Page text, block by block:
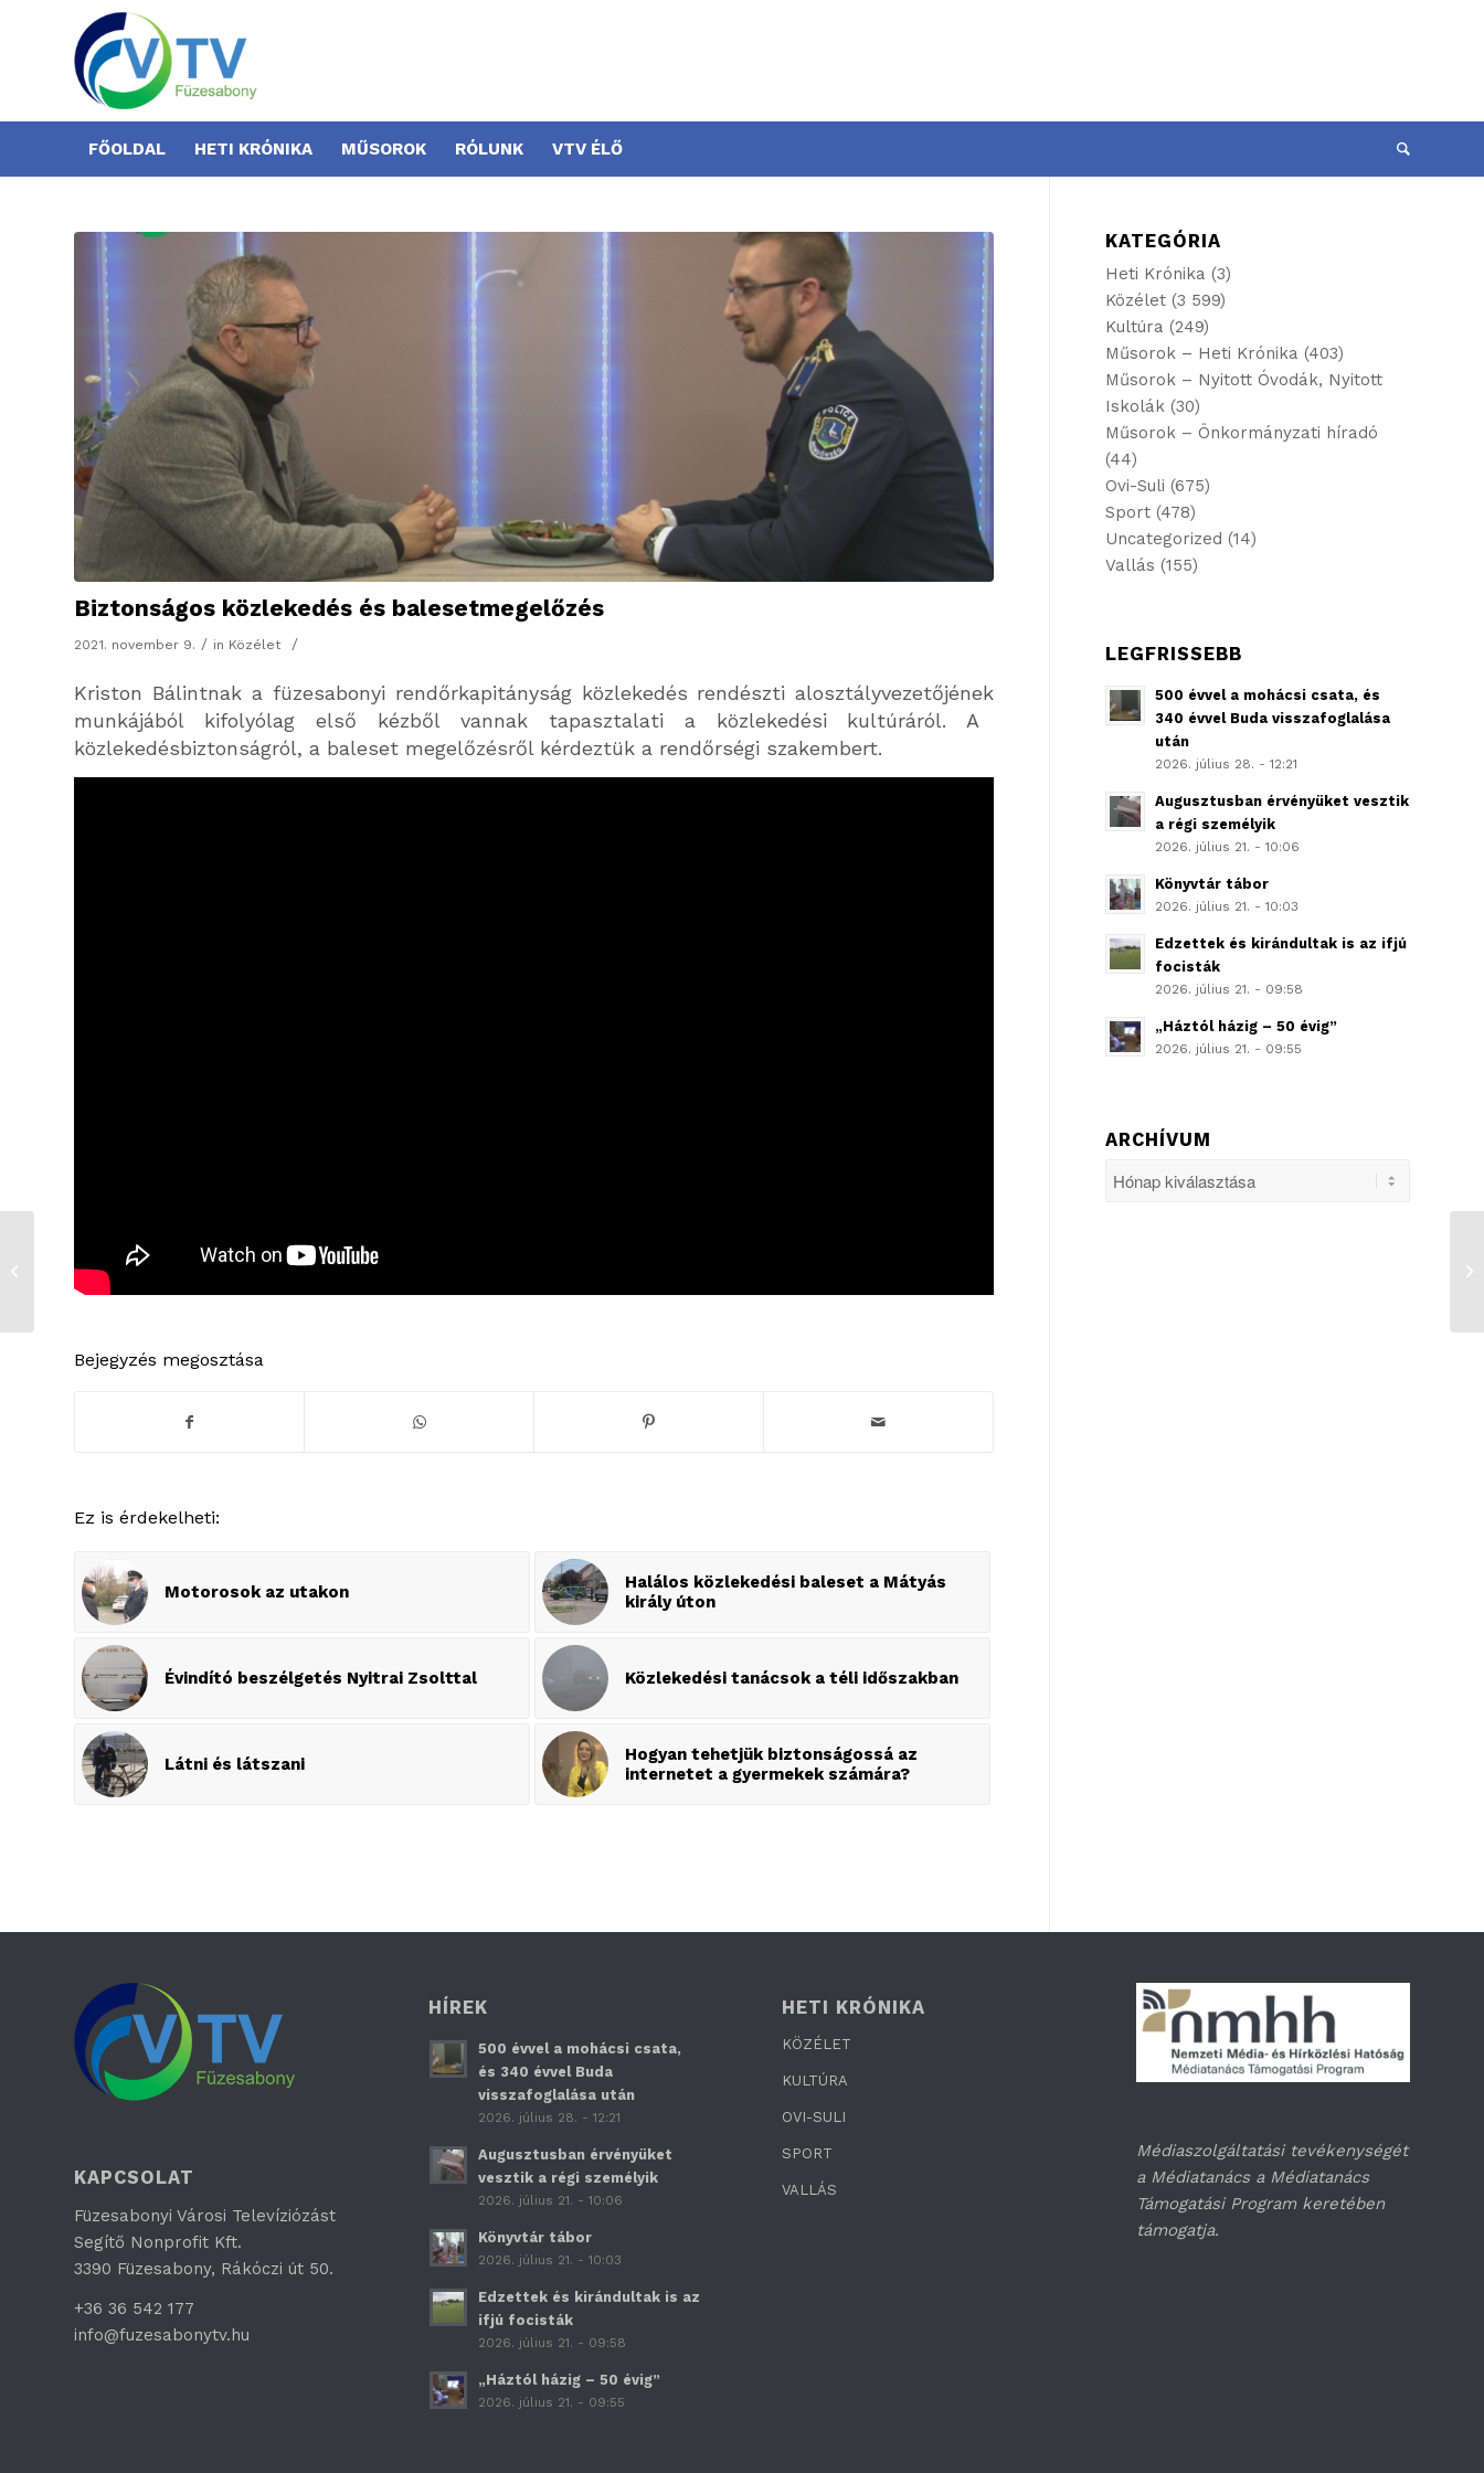
FŐOLDAL HETI KRÓNIKA MŰSOROK RÓLUNK VTV ÉLŐ
Biztonságos közlekedés és balesetmegelőzés
2021. november 9. / in Közélet /
Kriston Bálintnaka füzesabonyi rendőrkapitányság közlekedés rendészti alosztályvezetőjének
munkájából kifolyólag első kézből vannak tapasztalati a közlekedési kultúráról. A
közlekedésbiztonságról, a baleset megelőzésről kérdeztük a rendőrségi szakembert.
Bejegyzés megosztása
Ez is érdekelheti:
Motorosok az utakon
Halálos közlekedési baleset a Mátyás
király úton
Évindító beszélgetés Nyitrai Zsolttal Közlekedési tanácsok a téli időszakban
Látni és látszani
Hogyan tehetjük biztonságossá az
internetet a gyermekek számára?
KATEGÓRIA
Heti Krónika (3)
Közélet (3 599)
Kultúra (249)
Műsorok – Heti Krónika (403)
Műsorok – Nyitott Óvodák, Nyitott
Iskolák (30)
Műsorok – Önkormányzati híradó
(44)
Ovi-Suli (675)
Sport (478)
Uncategorized (14)
Vallás (155)
LEGFRISSEBB
500 évvel a mohácsi csata, és
340 évvel Buda visszafoglalása
után
2026. július 28. - 12:21
Augusztusban érvényüket vesztik
a régi személyik
2026. július 21. - 10:06
Könyvtár tábor
2026. július 21. - 10:03
Edzettek és kirándultak is az ifjú
focisták
2026. július 21. - 09:58
„Háztól házig – 50 évig”
2026. július 21. - 09:55
ARCHÍVUM
KAPCSOLAT
Füzesabonyi Városi Televíziózást
Segítő Nonprofit Kft.
3390 Füzesabony, Rákóczi út 50.
+36 36 542 177
info@fuzesabonytv.hu
HÍREK
500 évvel a mohácsi csata,
és 340 évvel Buda
visszafoglalása után
2026. július 28. - 12:21
Augusztusban érvényüket
vesztik a régi személyik
2026. július 21. - 10:06
Könyvtár tábor
2026. július 21. - 10:03
Edzettek és kirándultak is az
ifjú focisták
2026. július 21. - 09:58
„Háztól házig – 50 évig”
2026. július 21. - 09:55
HETI KRÓNIKA
KÖZÉLET
KULTÚRA
OVI-SULI
SPORT
VALLÁS
Médiaszolgáltatási tevékenységét
a Médiatanács a Médiatanács
Támogatási Program keretében
támogatja.
Füzesabonyban